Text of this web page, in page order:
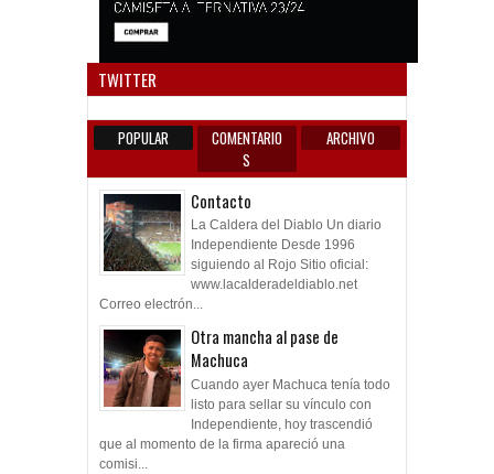
TWITTER
POPULAR
COMENTARIO
S
ARCHIVO
Contacto
La Caldera del Diablo Un diario
Independiente Desde 1996
siguiendo al Rojo Sitio oficial:
www.lacalderadeldiablo.net
Correo electrón...
Otra mancha al pase de
Machuca
Cuando ayer Machuca tenía todo
listo para sellar su vínculo con
Independiente, hoy trascendió
que al momento de la firma apareció una
comisi...